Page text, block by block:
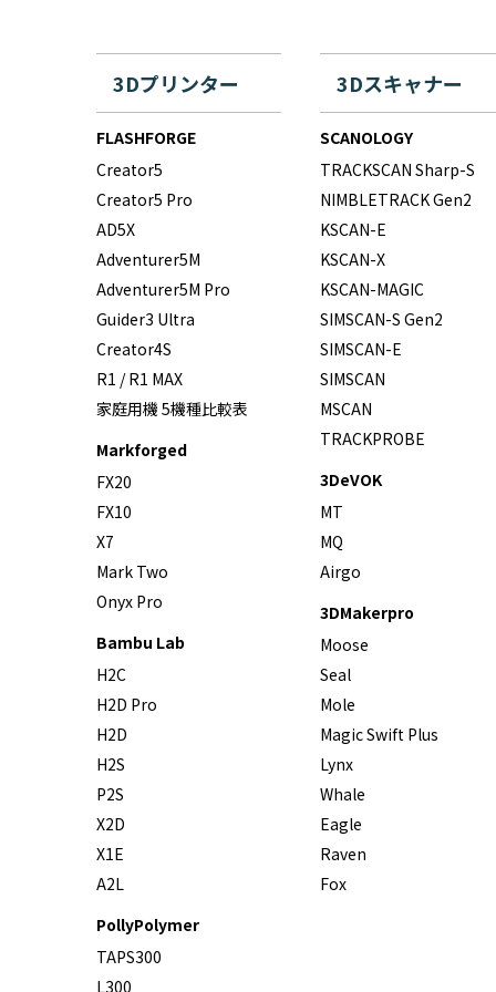
3Dプリンター
FLASHFORGE
Creator5
Creator5 Pro
AD5X
Adventurer5M
Adventurer5M Pro
Guider3 Ultra
Creator4S
R1 / R1 MAX
家庭用機 5機種比較表
Markforged
FX20
FX10
X7
Mark Two
Onyx Pro
Bambu Lab
H2C
H2D Pro
H2D
H2S
P2S
X2D
X1E
A2L
PollyPolymer
TAPS300
L300
3Dスキャナー
SCANOLOGY
TRACKSCAN Sharp-S
NIMBLETRACK Gen2
KSCAN-E
KSCAN-X
KSCAN-MAGIC
SIMSCAN-S Gen2
SIMSCAN-E
SIMSCAN
MSCAN
TRACKPROBE
3DeVOK
MT
MQ
Airgo
3DMakerpro
Moose
Seal
Mole
Magic Swift Plus
Lynx
Whale
Eagle
Raven
Fox